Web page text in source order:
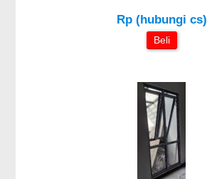
Rp (hubungi cs)
Beli